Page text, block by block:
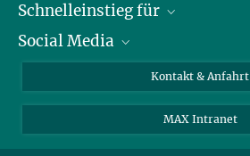
Schnelleinstieg für
Journalist*innen
Bewerbende
Social Media
Instagram
LinkedIn
Kontakt & Anfahrt
MAX Intranet